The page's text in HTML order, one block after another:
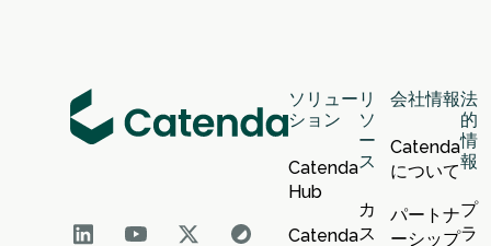
ソリュー
ション
Catenda
Hub
Catenda
リ
ソ
ー
ス
カ
ス
会社情報
Catenda
について
パートナ
ーシップ
法
的
情
報
プ
ラ